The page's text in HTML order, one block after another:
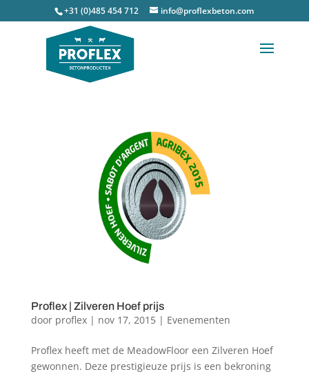
+31 (0)485 454 712 info@proflexbeton.com
Proflex | Zilveren Hoef prijs
door proflex| nov 17, 2015| Evenementen
Proflex heeft met de MeadowFloor een Zilveren Hoef
gewonnen. Deze prestigieuze prijs is een bekroning